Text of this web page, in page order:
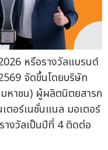
หรือรางวัลแบรนด์
จัดขึ้นโดยบริษัท
หาชน) ผู้ผลิตนิตยสารก
ตอร์เนชั่นแนล มอเตอร์
างวัลเป็นปีที่ 4 ติดต่อ